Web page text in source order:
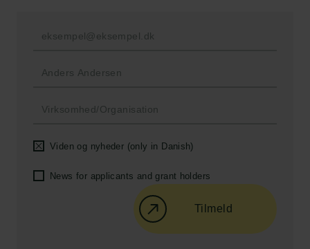
Viden og nyheder (only in Danish)
News for applicants and grant holders
Tilmeld
1553 København V
+45 33 43 53 63
Bevillingsadministrationen: